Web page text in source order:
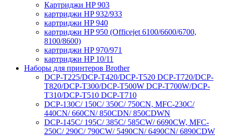
Картриджи HP 903
картриджи HP 932/933
картриджи HP 940
картриджи HP 950 (Officejet 6100/6600/6700,
8100/8600)
картриджи HP 970/971
картриджи HP 10/11
Наборы для принтеров Brother
DCP-T225/DCP-T420/DCP-T520 DCP-T720/DCP-
T820/DCP-T300/DCP-T500W DCP-T700W/DCP-
T310/DCP-T510 DCP-T710
DCP-130C/ 150C/ 350C/ 750CN, MFC-230C/
440CN/ 660CN/ 850CDN/ 850CDWN
DCP-145C/ 195C/ 385C/ 585CW/ 6690CW, MFC-
250C/ 290C/ 790CW/ 5490CN/ 6490CN/ 6890CDW